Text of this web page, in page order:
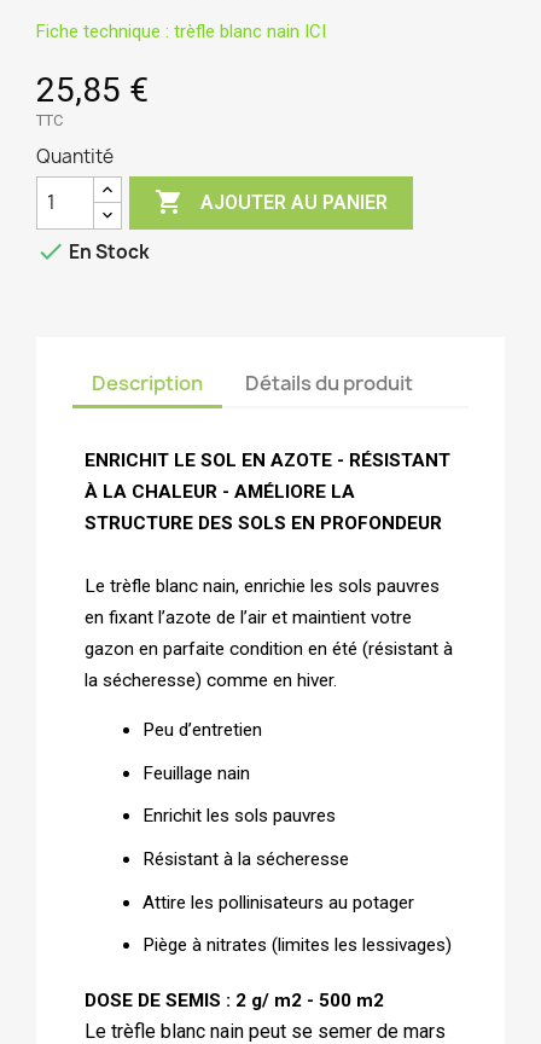
Fiche technique : trèfle blanc nain ICI
25,85 €
TTC
Quantité
 AJOUTER AU PANIER
 En Stock
Description Détails du produit
ENRICHIT LE SOL EN AZOTE - RÉSISTANT
À LA CHALEUR - AMÉLIORE LA
STRUCTURE DES SOLS EN PROFONDEUR
Le trèfle blanc nain, enrichie les sols pauvres
en fixant l’azote de l’air et maintient votre
gazon en parfaite condition en été (résistant à
la sécheresse) comme en hiver.
Peu d’entretien
Feuillage nain
Enrichit les sols pauvres
Résistant à la sécheresse
Attire les pollinisateurs au potager
Piège à nitrates (limites les lessivages)
DOSE DE SEMIS : 2 g/ m2 - 500 m2
Le trèfle blanc nain peut se semer de mars